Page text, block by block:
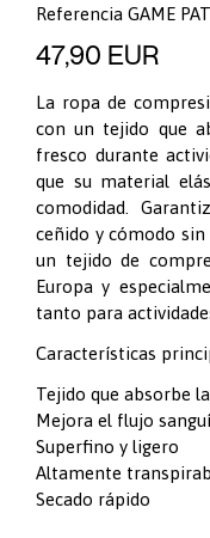
Referencia GAME
47,90 EUR
La ropa de
con un tejido que
fresco durante
que su material
comodidad.
ceñido y cómodo
un tejido de
Europa y
tanto para
Características
Tejido que absorbe
Mejora el flujo
Superfino y ligero
Altamente
Secado rápido